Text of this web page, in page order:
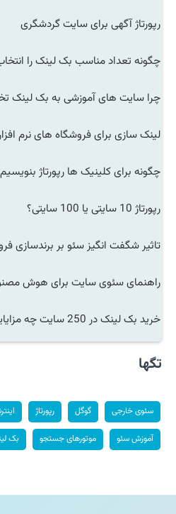
رپورتاژ آگهی برای سایت گردشگری
چگونه تعداد مناسب بک لینک را
چرا سایت های آموزشی به بک لینک
لینک سازی برای فروشگاه های نرم
چگونه برای کلینیک ها رپورتاژ
رپورتاژ 10 سایتی یا 100 سایتی؟
تاثیر شگفت انگیز سئو بر برندسازی
راهنمای سئوی سایت برای هوش
خرید بک لینک در 250 سایت چه مزایایی دارد؟
تگها
سئوی خارجی گوگل رپورتاژ
آموزش سئو موتورهای جستجو بک